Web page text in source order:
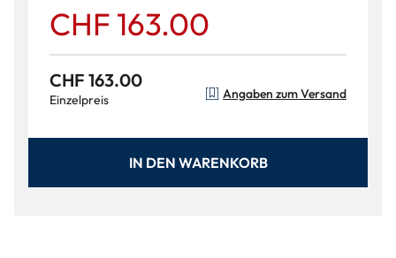
CHF 163.00
CHF 163.00
Einzelpreis Angaben zum Versand
IN DEN WARENKORB